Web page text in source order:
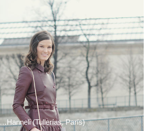
…Hanneli (Tullerías, París)